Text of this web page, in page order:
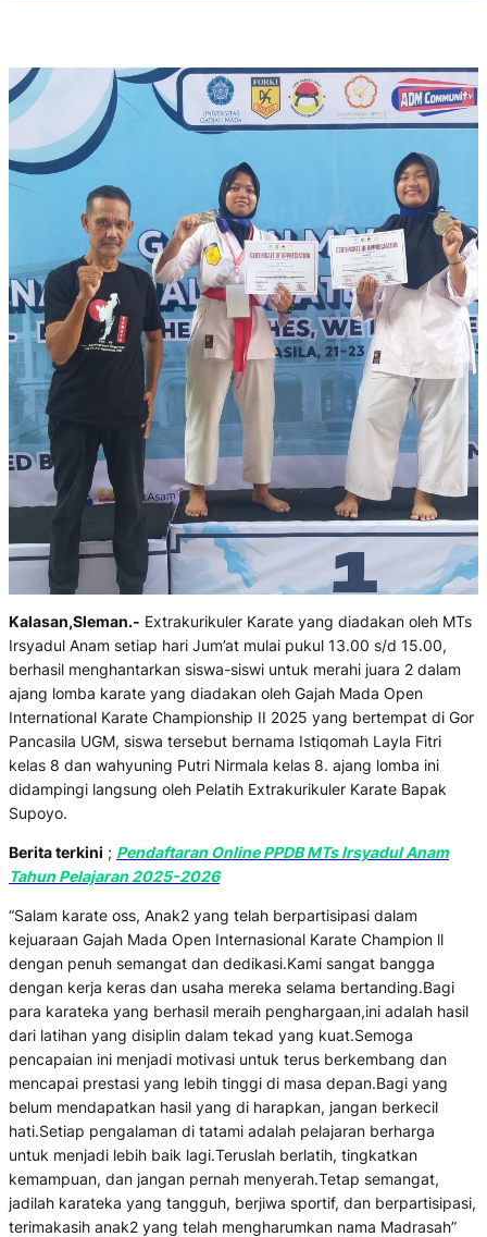
Kalasan,Sleman.- Extrakurikuler Karate yang diadakan oleh MTs
Irsyadul Anam setiap hari Jum’at mulai pukul 13.00 s/d 15.00,
berhasil menghantarkan siswa-siswi untuk merahi juara 2 dalam
ajang lomba karate yang diadakan oleh Gajah Mada Open
International Karate Championship II 2025 yang bertempat di Gor
Pancasila UGM, siswa tersebut bernama Istiqomah Layla Fitri
kelas 8 dan wahyuning Putri Nirmala kelas 8. ajang lomba ini
didampingi langsung oleh Pelatih Extrakurikuler Karate Bapak
Supoyo.
Berita terkini ; Pendaftaran Online PPDB MTs Irsyadul Anam
Tahun Pelajaran 2025-2026
“Salam karate oss, Anak2 yang telah berpartisipasi dalam
kejuaraan Gajah Mada Open Internasional Karate Champion ll
dengan penuh semangat dan dedikasi.Kami sangat bangga
dengan kerja keras dan usaha mereka selama bertanding.Bagi
para karateka yang berhasil meraih penghargaan,ini adalah hasil
dari latihan yang disiplin dalam tekad yang kuat.Semoga
pencapaian ini menjadi motivasi untuk terus berkembang dan
mencapai prestasi yang lebih tinggi di masa depan.Bagi yang
belum mendapatkan hasil yang di harapkan, jangan berkecil
hati.Setiap pengalaman di tatami adalah pelajaran berharga
untuk menjadi lebih baik lagi.Teruslah berlatih, tingkatkan
kemampuan, dan jangan pernah menyerah.Tetap semangat,
jadilah karateka yang tangguh, berjiwa sportif, dan berpartisipasi,
terimakasih anak2 yang telah mengharumkan nama Madrasah”